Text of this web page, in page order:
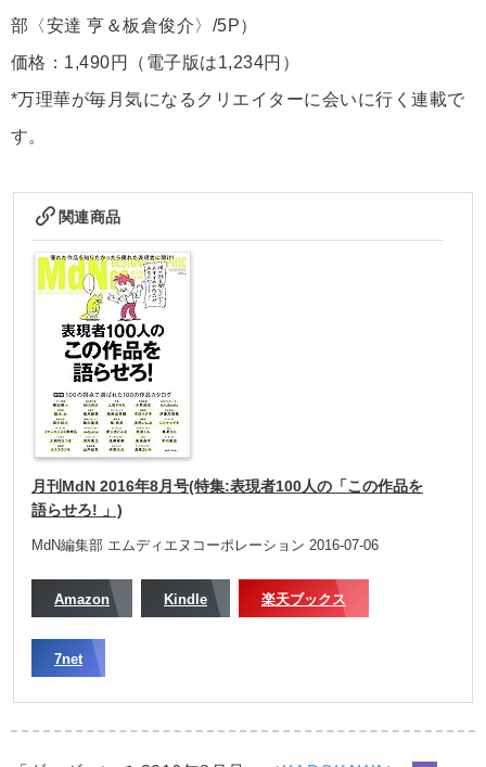
部〈安達 亨＆板倉俊介〉/5P）
価格：1,490円（電子版は1,234円）
*万理華が毎月気になるクリエイターに会いに行く連載で
す。
関連商品
月刊MdN 2016年8月号(特集:表現者100人の「この作品を
語らせろ! 」)
MdN編集部 エムディエヌコーポレーション 2016-07-06
Amazon Kindle 楽天ブックス
7net